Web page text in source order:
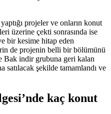
projeler ve onların konut
üzerine çekti sonrasında ise
bir kesime hitap eden
de projenin belli bir bölümünü
Bak indir grubuna geri kalan
satılacak şekilde tamamlandı ve
kaç konut